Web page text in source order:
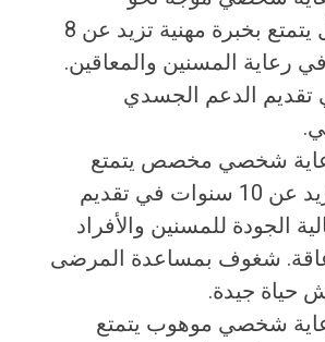
التفاصيل يتمتع بخبرة مهنية تزيد عن 8
رعاية المسنين والمعاقين.
تقديم الدعم الجسدي
شخصي مخصص يتمتع
بخبرة تزيد عن 10 سنوات في تقديم
الجودة للمسنين والأفراد
شغوف بمساعدة المرضى
حياة جيدة.
شخصي موهوب يتمتع